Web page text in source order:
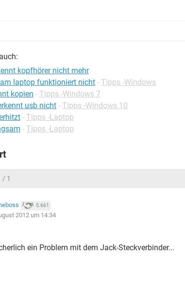
kopfhörer nicht mehr
laptop funktioniert nicht - Tipps -Windows
kopien - Tipps -Windows 7
usb nicht - Tipps -Windows 10
- Tipps -Laptop
- Tipps -Laptop
/ 1
5.661
2012 um 14:34
ein Problem mit dem Jack-Steckverbinder...